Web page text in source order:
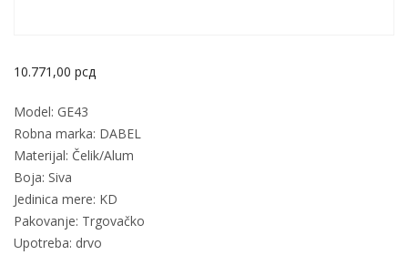
10.771,00 рсд
Model: GE43
Robna marka: DABEL
Materijal: Čelik/Alum
Boja: Siva
Jedinica mere: KD
Pakovanje: Trgovačko
Upotreba: drvo